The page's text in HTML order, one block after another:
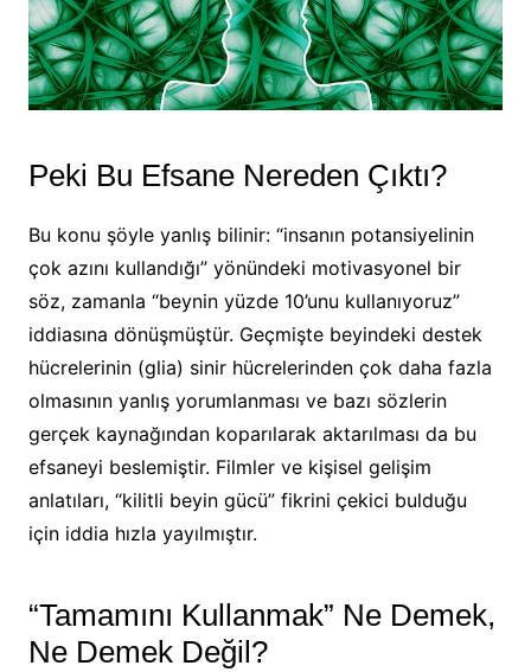
Peki Bu Efsane Nereden Çıktı?
Bu konu şöyle yanlış bilinir: “insanın potansiyelinin
çok azını kullandığı” yönündeki motivasyonel bir
söz, zamanla “beynin yüzde 10’unu kullanıyoruz”
iddiasına dönüşmüştür. Geçmişte beyindeki destek
hücrelerinin (glia) sinir hücrelerinden çok daha fazla
olmasının yanlış yorumlanması ve bazı sözlerin
gerçek kaynağından koparılarak aktarılması da bu
efsaneyi beslemiştir. Filmler ve kişisel gelişim
anlatıları, “kilitli beyin gücü” fikrini çekici bulduğu
için iddia hızla yayılmıştır.
“Tamamını Kullanmak” Ne Demek,
Ne Demek Değil?